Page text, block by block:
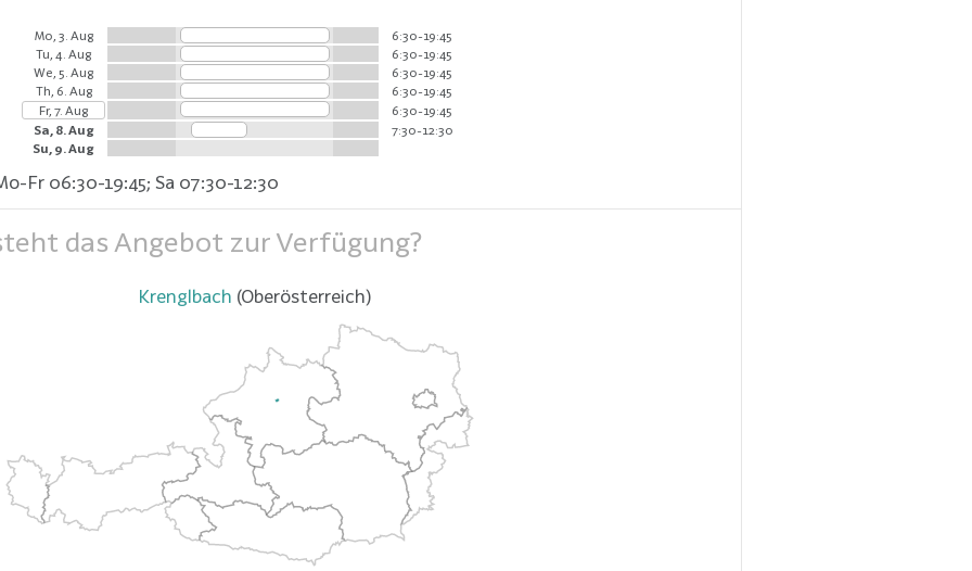
Mo, 3. Aug
6:30-19:45
Tu, 4. Aug
6:30-19:45
We, 5. Aug
6:30-19:45
Th, 6. Aug
6:30-19:45
Fr, 7. Aug
6:30-19:45
Sa, 8. Aug
7:30-12:30
Su, 9. Aug
Fr 06:30-19:45; Sa 07:30-12:30
das Angebot zur Verfügung?
Krenglbach (Oberösterreich)